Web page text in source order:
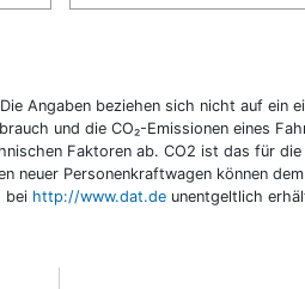
Angaben beziehen sich nicht auf ein
und die CO₂-Emissionen eines
Faktoren ab. CO2 ist das für
neuer Personenkraftwagen können dem
bei http://www.dat.deunentgeltlich